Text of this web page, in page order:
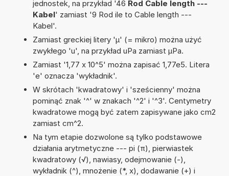
jednostek, na przykład '46 Rod Cable length ---
Kabel' zamiast '9 Rod ile to Cable length ---
Kabel'.
Zamiast greckiej litery 'µ' (= mikro) można użyć
zwykłego 'u', na przykład uPa zamiast µPa.
Zamiast '1,77 x 10^5' można zapisać 1,77e5. Litera
'e' oznacza 'wykładnik'.
W skrótach 'kwadratowy' i 'sześcienny' można
pominąć znak '^' w znakach '^2' i '^3'. Centymetry
kwadratowe mogą być zatem zapisywane jako cm2
zamiast cm^2.
Na tym etapie dozwolone są tylko podstawowe
działania arytmetyczne --- pi (π), pierwiastek
kwadratowy (√), nawiasy, odejmowanie (-),
wykładnik (^), mnożenie (*, x), dodawanie (+) i